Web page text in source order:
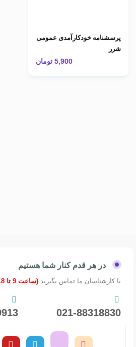
پرسشنامه خودکارآمدی عمومی
شرر
5,900 تومان
در هر قدم کنار شما هستیم
با کارشناسان ما تماس بگیرید (ساعت 9 تا 18)
021-88318830